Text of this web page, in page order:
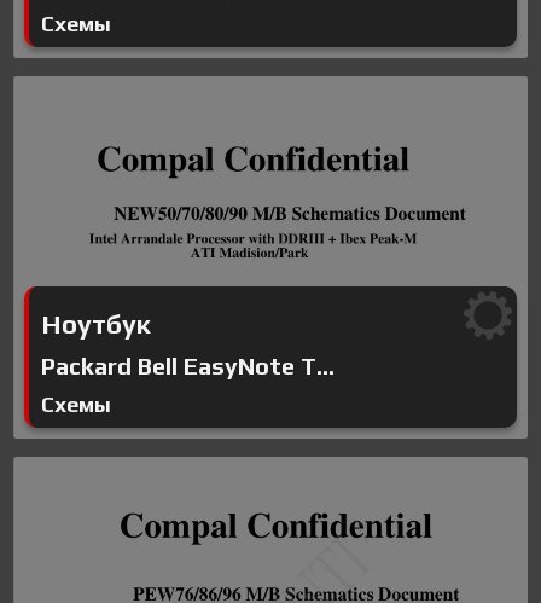
Схемы
Ноутбук
Packard Bell EasyNote T...
Схемы